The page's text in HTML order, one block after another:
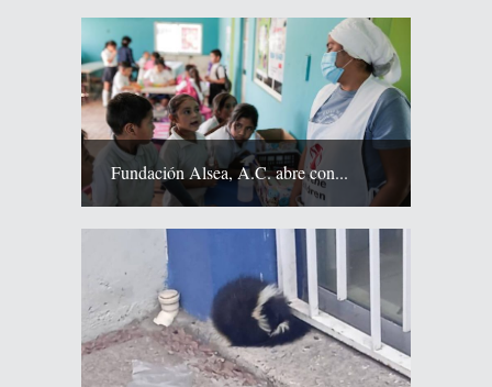
Fundación Alsea, A.C. abre con...